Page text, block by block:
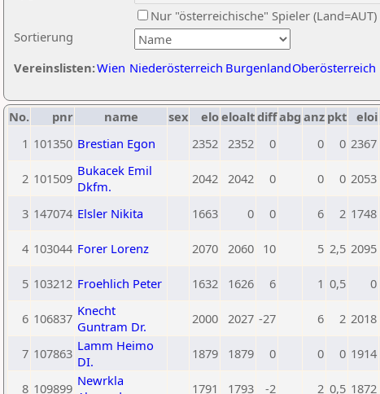
Sortierung
Nur "österreichische" Spieler (Land=AUT)
Vereinslisten:Wien Niederösterreich BurgenlandOberösterreich
No. pnr name sex eloeloaltdiffabg anz pkt eloi
1 101350 Brestian Egon 2352 2352 0 0 0 2367
2 101509 Bukacek Emil
Dkfm.
2042 2042 0 0 0 2053
3 147074 Elsler Nikita 1663 0 0 6 2 1748
4 103044 Forer Lorenz 2070 2060 10 5 2,5 2095
5 103212 Froehlich Peter 1632 1626 6 1 0,5 0
6 106837 Knecht
Guntram Dr.
2000 2027 -27 6 2 2018
7 107863 Lamm Heimo
DI.
1879 1879 0 0 0 1914
8 109899 Newrkla
1791 1793 -2 2 0,5 1872